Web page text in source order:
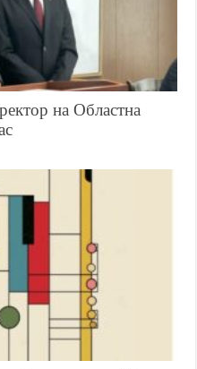
на Областна